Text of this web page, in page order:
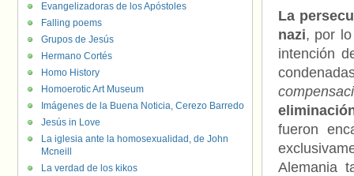
La
nazi, por
intención
fueron
Alemania
Evangelizadoras de los Apóstoles
Falling poems
Grupos de Jesús
Hermano Cortés
Homo History
Homoerotic Art Museum
Imágenes de la Buena Noticia, Cerezo Barredo
Jesús in Love
La iglesia ante la homosexualidad, de John
Mcneill
La verdad de los kikos